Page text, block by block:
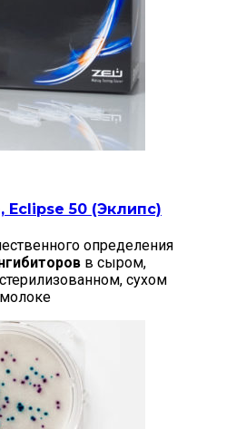
Eclipse 50 (Эклипс)
определения
в сыром,
сухом